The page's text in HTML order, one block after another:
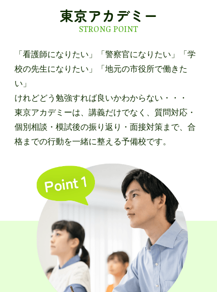
東京アカデミー
STRONG POINT
「看護師になりたい」「警察官になりたい」「学
校の先生になりたい」「地元の市役所で働きた
い」
けれどどう勉強すれば良いかわからない・・・
東京アカデミーは、講義だけでなく、質問対応・
個別相談・模試後の振り返り・面接対策まで、合
格までの行動を一緒に整える予備校です。